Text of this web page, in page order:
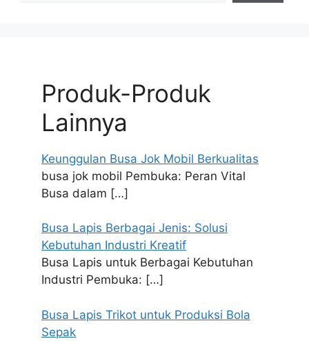
Produk-Produk
Lainnya
Keunggulan Busa Jok Mobil Berkualitas
busa jok mobil Pembuka: Peran Vital
Busa dalam […]
Busa Lapis Berbagai Jenis: Solusi
Kebutuhan Industri Kreatif
Busa Lapis untuk Berbagai Kebutuhan
Industri Pembuka: […]
Busa Lapis Trikot untuk Produksi Bola
Sepak